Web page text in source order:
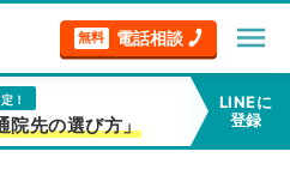
無料 電話相談 menu
！
院先の選び方」
LINEに
登録